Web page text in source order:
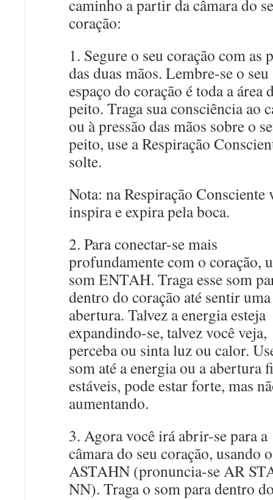
caminho a partir da câmara do
coração:
1. Segure o seu coração com as
das duas mãos. Lembre-se o seu
espaço do coração é toda a área
peito. Traga sua consciência ao
ou à pressão das mãos sobre o
peito, use a Respiração
solte.
Nota: na Respiração Consciente
inspira e expira pela boca.
2. Para conectar-se mais
profundamente com o coração,
som ENTAH. Traga esse som
dentro do coração até sentir uma
abertura. Talvez a energia esteja
expandindo-se, talvez você veja,
perceba ou sinta luz ou calor.
som até a energia ou a abertura
estáveis, pode estar forte, mas
aumentando.
3. Agora você irá abrir-se para a
câmara do seu coração, usando
ASTAHN (pronuncia-se AR
NN). Traga o som para dentro